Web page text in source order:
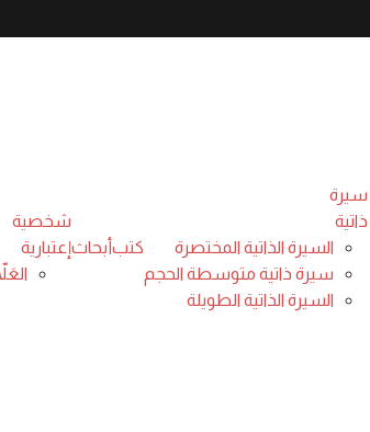
سيرة
ذاتية
السيرة الذاتية المختصرة
سيرة ذاتية متوسطة الحجم
السيرة الذاتية الطويلة
كتبأبحاث
شخصية
إعتبارية